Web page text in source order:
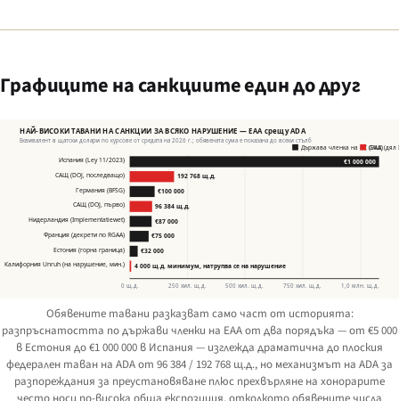
Графиците на санкциите един до друг
НАЙ-ВИСОКИ ТАВАНИ НА САНКЦИИ ЗА ВСЯКО НАРУШЕНИЕ — EAA срещу ADA
Еквивалент в щатски долари по курсове от средата на 2026 г.; обявената сума е показана до всеки стълб
0 щ.д. 250 хил. щ.д. 500 хил. щ.д. 750 хил. щ.д. 1,0 млн. щ.д.
Испания (Ley 11/2023) €1 000 000
САЩ (DOJ, последващо)
192 768 щ.д.
Германия (BFSG)
€100 000
САЩ (DOJ, първо)
96 384 щ.д.
Нидерландия (Implementatiewet)
€87 000
Франция (декрети по RGAA)
€75 000
Естония (горна граница)
€32 000
КалифорнияUnruh (на нарушение, мин.) 4 000 щ.д. минимум, натрупва се на нарушение
Държава членка на ЕС (EAA)САЩ (дял
Обявените тавани разказват само част от историята:
разпръснатостта по държави членки на EAA от два порядъка — от €5 000
в Естония до €1 000 000 в Испания — изглежда драматична до плоския
федерален таван на ADA от 96 384 / 192 768 щ.д., но механизмът на ADA за
разпореждания за преустановяване плюс прехвърляне на хонорарите